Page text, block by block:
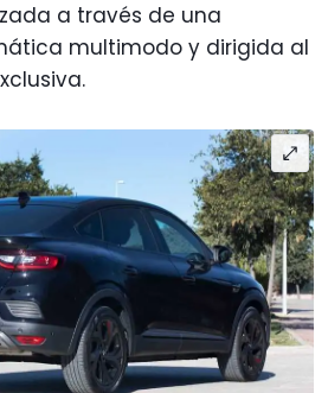
a través de una
multimodo y dirigida al